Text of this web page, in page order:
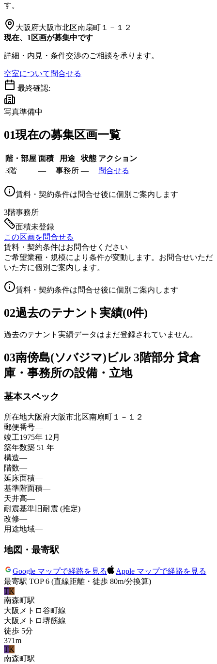
す。
大阪府大阪市北区南扇町１－１２
現在、1区画が募集中です
詳細・内見・条件交渉のご相談を承ります。
空室について問合せる
最終確認: —
写真準備中
01現在の募集区画一覧
階・部屋 面積 用途 状態 アクション
3階
— 事務所 — 問合せる
賃料・契約条件は問合せ後に個別ご案内します
3階事務所
面積未登録
この区画を問合せる
賃料・契約条件はお問合せください
ご希望業種・規模により条件が変動します。お問合せいただ
いた方に個別ご案内します。
賃料・契約条件は問合せ後に個別ご案内します
02過去のテナント実績(0件)
過去のテナント実績データはまだ登録されていません。
03南傍島(ソバジマ)ビル 3階部分 貸倉
庫・事務所の設備・立地
基本スペック
所在地大阪府大阪市北区南扇町１－１２
郵便番号—
竣工1975年 12月
築年数築 51 年
構造—
階数—
延床面積—
基準階面積—
天井高—
耐震基準 旧耐震 (推定)
改修—
用途地域—
地図・最寄駅
Google マップで経路を見る
Apple マップで経路を見る
最寄駅 TOP 6 (直線距離・徒歩 80m/分換算)
TK
南森町駅
大阪メトロ谷町線
大阪メトロ堺筋線
徒歩 5分
371m
TK
南森町駅